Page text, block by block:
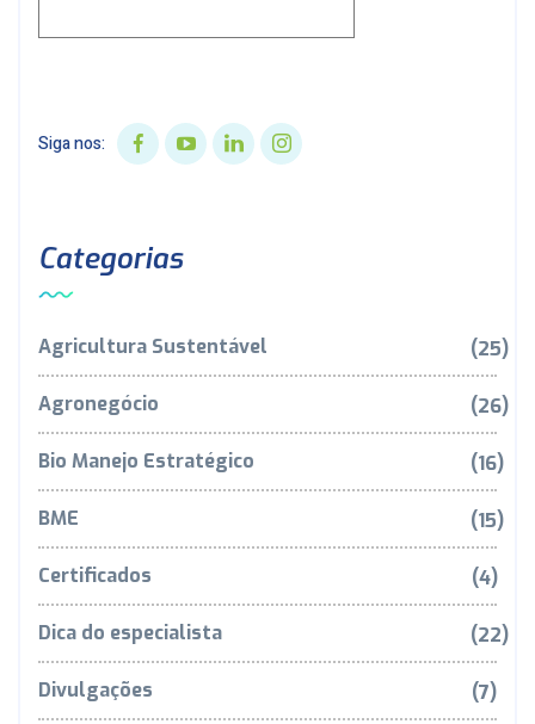
Siga nos:
Categorias
Agricultura Sustentável (25)
Agronegócio (26)
Bio Manejo Estratégico (16)
BME (15)
Certificados (4)
Dica do especialista (22)
Divulgações (7)